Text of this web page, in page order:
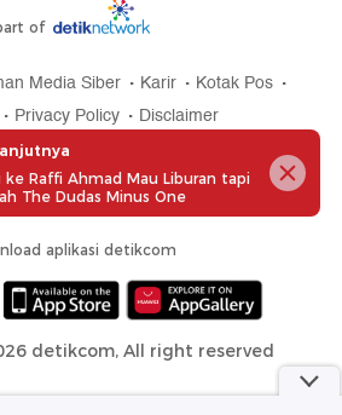
of
Media Siber Karir
Kotak Pos
Privacy Policy Disclaimer
aplikasi detikcom
detikcom, All right reserved
ke Raffi Ahmad Mau Liburan tapi
The Dudas Minus One